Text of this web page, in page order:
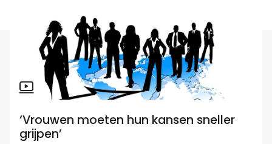
‘Vrouwen moeten hun kansen sneller
grijpen’